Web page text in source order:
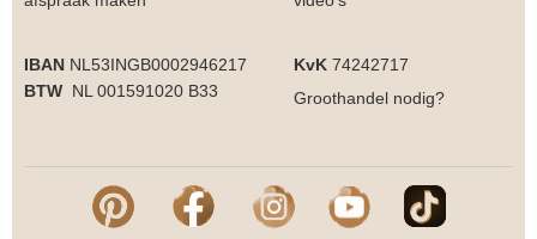
IBAN NL53INGB0002946217 KvK 74242717
BTW NL 001591020 B33 Groothandel nodig?